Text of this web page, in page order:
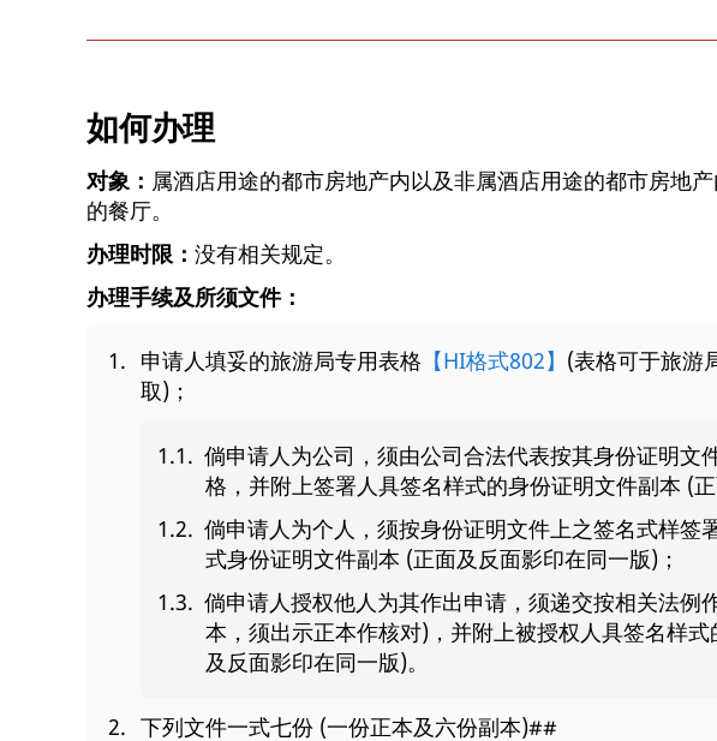
如何办理
对象： 属酒店用途的都市房地产内以及非属酒店用途的都市房地
的餐厅。
办理时限： 没有相关规定。
办理手续及所须文件：
申请人填妥的旅游局专用表格 【HI格式802】 (表格可于旅游
取)；
倘申请人为公司，须由公司合法代表按其身份证明文
格，并附上签署人具签名样式的身份证明文件副本 (
倘申请人为个人，须按身份证明文件上之签名式样签
式身份证明文件副本 (正面及反面影印在同一版)；
倘申请人授权他人为其作出申请，须递交按相关法例
本，须出示正本作核对)，并附上被授权人具签名样
及反面影印在同一版)。
下列文件一式七份 (一份正本及六份副本)##